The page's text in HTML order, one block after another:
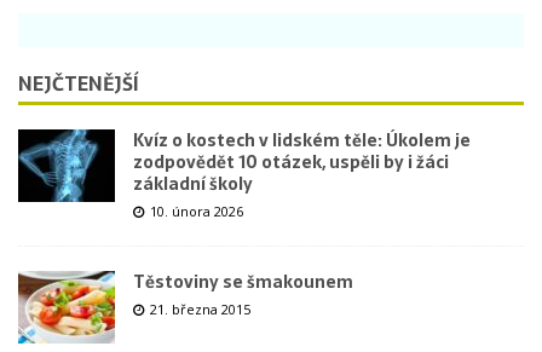
NEJČTENĚJŠÍ
Kvíz o kostech v lidském těle: Úkolem je
zodpovědět 10 otázek, uspěli by i žáci
základní školy
10. února 2026
Těstoviny se šmakounem
21. března 2015